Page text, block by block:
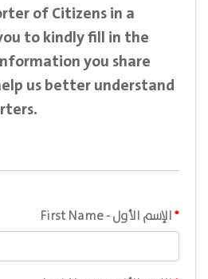
of Citizens in a
to kindly fill in the
you share
us better understand